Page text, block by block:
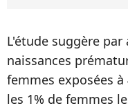
L'étude suggère
naissances
femmes exposées
les 1% de femmes